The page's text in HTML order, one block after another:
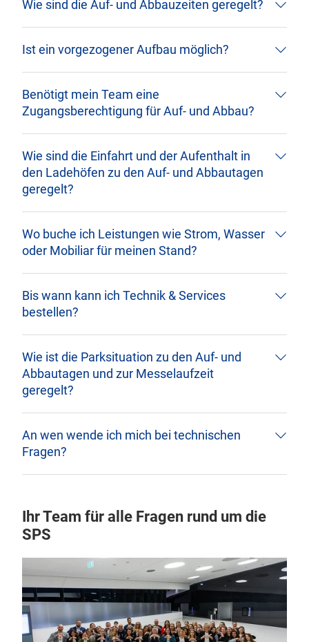
Wie sind die Auf- und Abbauzeiten geregelt?
Ist ein vorgezogener Aufbau möglich?
Benötigt mein Team eine
Zugangsberechtigung für Auf- und Abbau?
Wie sind die Einfahrt und der Aufenthalt in
den Ladehöfen zu den Auf- und Abbautagen
geregelt?
Wo buche ich Leistungen wie Strom, Wasser
oder Mobiliar für meinen Stand?
Bis wann kann ich Technik & Services
bestellen?
Wie ist die Parksituation zu den Auf- und
Abbautagen und zur Messelaufzeit
geregelt?
An wen wende ich mich bei technischen
Fragen?
Ihr Team für alle Fragen rund um die
SPS